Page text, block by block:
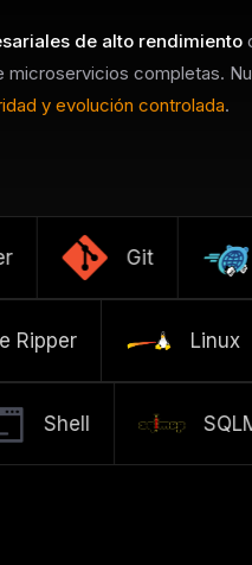
de alto rendimiento
completas.
y evolución controlada.
Git
Ripper Linux
Shell